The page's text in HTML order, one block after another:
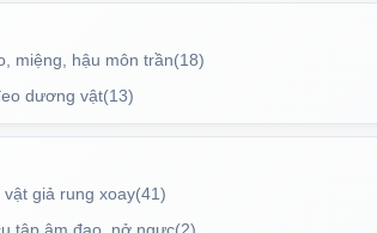
tháo ra cực kỳ đơn giản và thoải
miệng, hậu môn trần(18)
dương vật(13)
giả rung xoay(41)
tập âm đạo, nở ngực(2)